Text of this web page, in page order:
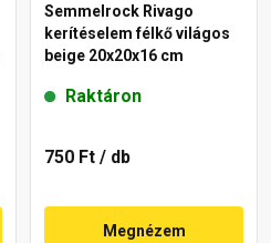
Semmelrock Rivago
kerítéselem félkő világos
beige 20x20x16 cm
Raktáron
750 Ft / db
Megnézem